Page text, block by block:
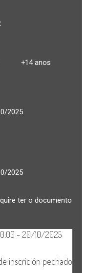
:
+14 anos
2025
2025
ter o documento